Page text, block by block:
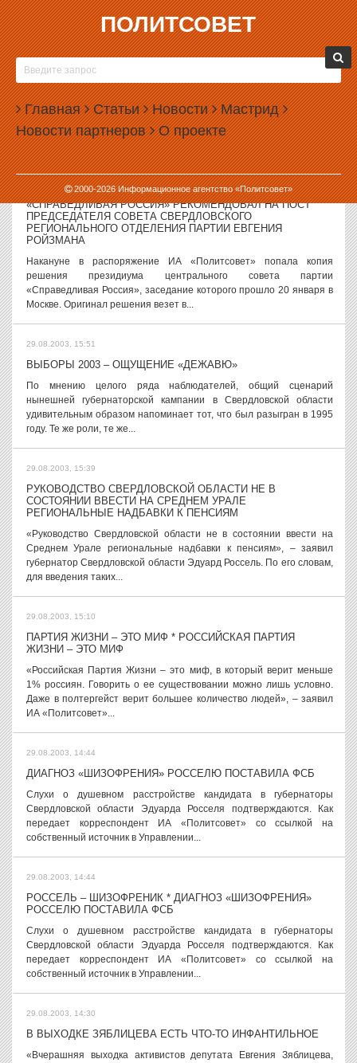
ПОЛИТСОВЕТ
Главная Статьи Новости Мастрид
Новости партнеров О проекте
2000-2026Информационное агентство «Политсовет»
29.08.2003, 16:00
У РОССЕЛЯ ВСЕ ПЕРЕПУТАЛОСЬ В ГОЛОВЕ
«У Эдуарда Росселя все перепуталось в голове. Пожилой
кандидат в губернаторы уже не может вспомнить, что и кому он
обещал», – заявил ИА «Политсовет» социальный психолог
Владимир Соковнин. «Эдуард...
29.08.2003, 15:53
ПРЕЗИДИУМ ЦЕНТРАЛЬНОГО СОВЕТА ПАРТИИ
«СПРАВЕДЛИВАЯ РОССИЯ» РЕКОМЕНДОВАЛ НА ПОСТ
ПРЕДСЕДАТЕЛЯ СОВЕТА СВЕРДЛОВСКОГО
РЕГИОНАЛЬНОГО ОТДЕЛЕНИЯ ПАРТИИ ЕВГЕНИЯ
РОЙЗМАНА
Накануне в распоряжение ИА «Политсовет» попала копия
решения президиума центрального совета партии
«Справедливая Россия», заседание которого прошло 20 января в
Москве. Оригинал решения везет в...
29.08.2003, 15:51
ВЫБОРЫ 2003 – ОЩУЩЕНИЕ «ДЕЖАВЮ»
По мнению целого ряда наблюдателей, общий сценарий
нынешней губернаторской кампании в Свердловской области
удивительным образом напоминает тот, что был разыгран в 1995
году. Те же роли, те же...
29.08.2003, 15:39
РУКОВОДСТВО СВЕРДЛОВСКОЙ ОБЛАСТИ НЕ В
СОСТОЯНИИ ВВЕСТИ НА СРЕДНЕМ УРАЛЕ
РЕГИОНАЛЬНЫЕ НАДБАВКИ К ПЕНСИЯМ
«Руководство Свердловской области не в состоянии ввести на
Среднем Урале региональные надбавки к пенсиям», – заявил
губернатор Свердловской области Эдуард Россель. По его словам,
для введения таких...
29.08.2003, 15:10
ПАРТИЯ ЖИЗНИ – ЭТО МИФ * РОССИЙСКАЯ ПАРТИЯ
ЖИЗНИ – ЭТО МИФ
«Российская Партия Жизни – это миф, в который верит меньше
1% россиян. Говорить о ее существовании можно лишь условно.
Даже в полтергейст верит большее количество людей», – заявил
ИА «Политсовет»...
29.08.2003, 14:44
ДИАГНОЗ «ШИЗОФРЕНИЯ» РОССЕЛЮ ПОСТАВИЛА ФСБ
Слухи о душевном расстройстве кандидата в губернаторы
Свердловской области Эдуарда Росселя подтверждаются. Как
передает корреспондент ИА «Политсовет» со ссылкой на
собственный источник в Управлении...
29.08.2003, 14:44
РОССЕЛЬ – ШИЗОФРЕНИК * ДИАГНОЗ «ШИЗОФРЕНИЯ»
РОССЕЛЮ ПОСТАВИЛА ФСБ
Слухи о душевном расстройстве кандидата в губернаторы
Свердловской области Эдуарда Росселя подтверждаются. Как
передает корреспондент ИА «Политсовет» со ссылкой на
собственный источник в Управлении...
29.08.2003, 14:30
В ВЫХОДКЕ ЗЯБЛИЦЕВА ЕСТЬ ЧТО-ТО ИНФАНТИЛЬНОЕ
«Вчерашняя выходка активистов депутата Евгения Зяблицева,